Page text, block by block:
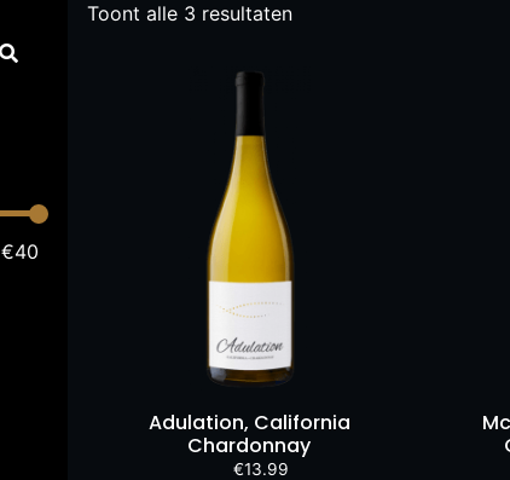
€40
Toont alle 3 resultaten
Adulation, California
Chardonnay
€13.99